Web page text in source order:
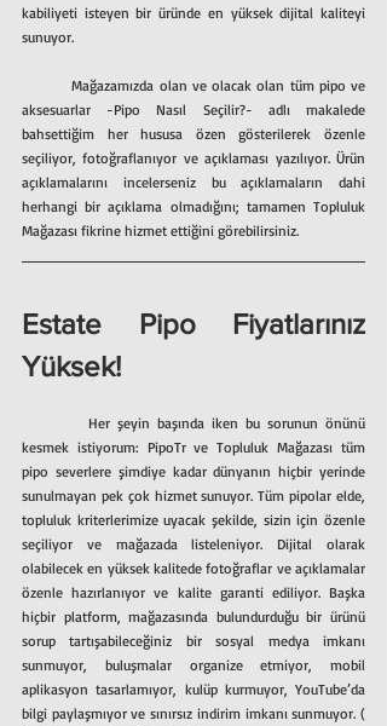
kabiliyeti isteyen bir üründe en yüksek dijital kaliteyi
sunuyor.
	Mağazamızda olan ve olacak olan tüm pipo ve
aksesuarlar -Pipo Nasıl Seçilir?- adlı makalede
bahsettiğim her hususa özen gösterilerek özenle
seçiliyor, fotoğraflanıyor ve açıklaması yazılıyor. Ürün
açıklamalarını incelerseniz bu açıklamaların dahi
herhangi bir açıklama olmadığını; tamamen Topluluk
Mağazası fikrine hizmet ettiğini görebilirsiniz.
Estate Pipo Fiyatlarınız
Yüksek!
Her şeyin başında iken bu sorunun önünü
kesmek istiyorum: PipoTr ve Topluluk Mağazası tüm
pipo severlere şimdiye kadar dünyanın hiçbir yerinde
sunulmayan pek çok hizmet sunuyor. Tüm pipolar elde,
topluluk kriterlerimize uyacak şekilde, sizin için özenle
seçiliyor ve mağazada listeleniyor. Dijital olarak
olabilecek en yüksek kalitede fotoğraflar ve açıklamalar
özenle hazırlanıyor ve kalite garanti ediliyor. Başka
hiçbir platform, mağazasında bulundurduğu bir ürünü
sorup tartışabileceğiniz bir sosyal medya imkanı
sunmuyor, buluşmalar organize etmiyor, mobil
aplikasyon tasarlamıyor, kulüp kurmuyor, YouTube’da